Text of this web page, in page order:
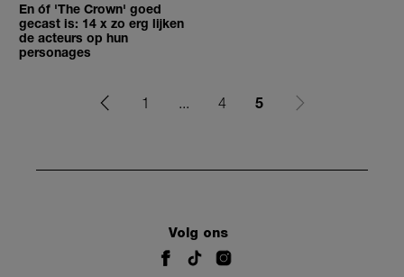
En óf 'The Crown' goed
gecast is: 14 x zo erg lijken
de acteurs op hun
personages
1 ... 4 5
Volg ons